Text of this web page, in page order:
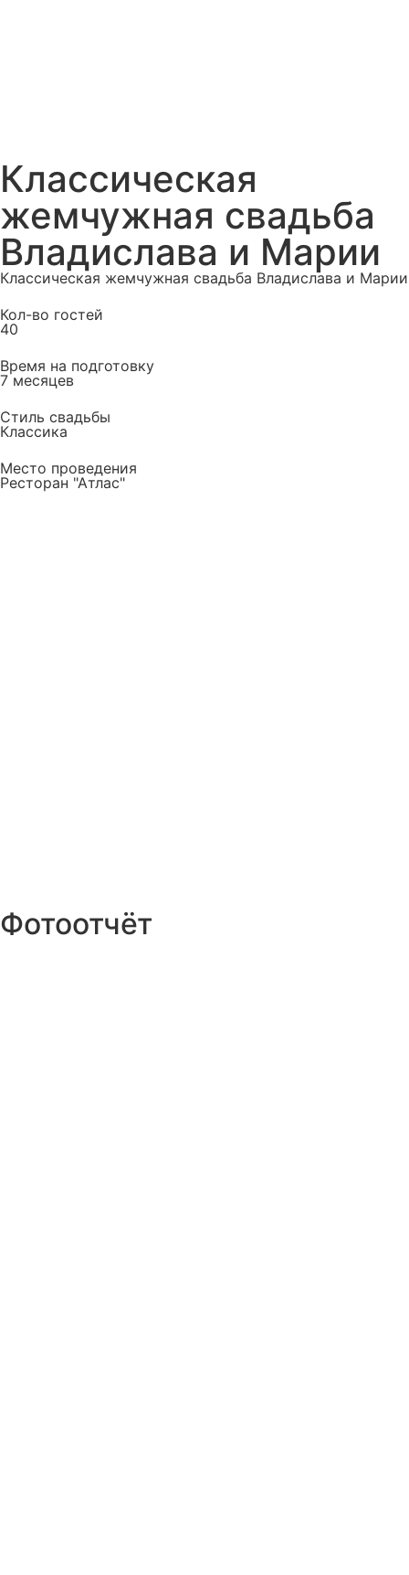
Классическая
жемчужная свадьба
Владислава и Марии
Классическая жемчужная свадьба Владислава и Марии
Кол-во гостей
40
Время на подготовку
7 месяцев
Стиль свадьбы
Классика
Место проведения
Ресторан "Атлас"
Фотоотчёт